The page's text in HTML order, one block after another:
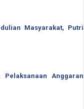
Masyarakat, Putri
Anggaran